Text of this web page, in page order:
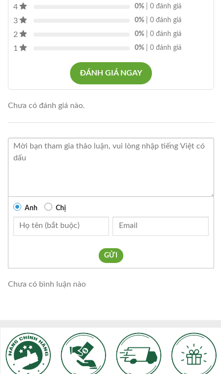
4 0%| 0 đánh giá
3 0%| 0 đánh giá
2 0%| 0 đánh giá
1 0%| 0 đánh giá
ĐÁNH GIÁ NGAY
Chưa có đánh giá nào.
Anh Chị
GỬI
Chưa có bình luận nào